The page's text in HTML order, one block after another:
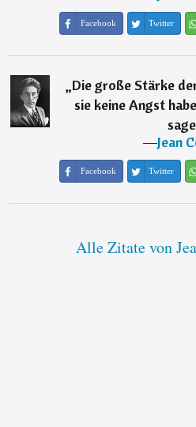
Facebook Twitter
„Die große Stärke
sie keine Angst
―Jean
Facebook Twitter
Alle Zitate von